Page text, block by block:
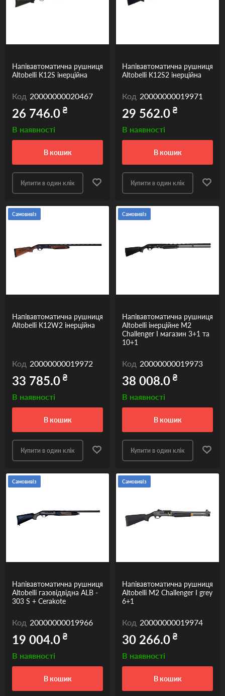
Напівавтоматична рушниця
Altobelli K12S інерційна
Код 20000000020467
26 746.0₴
В наявності
в кошик
Купити в один клік
Напівавтоматична рушниця
Altobelli K12S2 інерційна
Код 20000000019971
29 562.0₴
В наявності
в кошик
Купити в один клік
Самовивіз
Напівавтоматична рушниця
Altobelli K12W2 інерційна
Код 20000000019972
33 785.0₴
В наявності
в кошик
Купити в один клік
Самовивіз
Напівавтоматична рушниця
Altobelli інерційне M2
Challenger I магазин 3+1 та
10+1
Код 20000000019973
38 008.0₴
В наявності
в кошик
Купити в один клік
Самовивіз
Напівавтоматична рушниця
Altobelli газовідвідна ALB -
303 S + Cerakote
Код 20000000019966
19 004.0₴
В наявності
в кошик
Самовивіз
Напівавтоматична рушниця
Altobelli М2 Challenger I grey
6+1
Код 20000000019974
30 266.0₴
В наявності
в кошик